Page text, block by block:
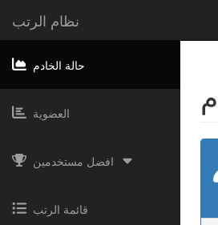
نظام الرتب
حالة الخادم
العضوية
افضل مستخدمين
قائمة الرتب